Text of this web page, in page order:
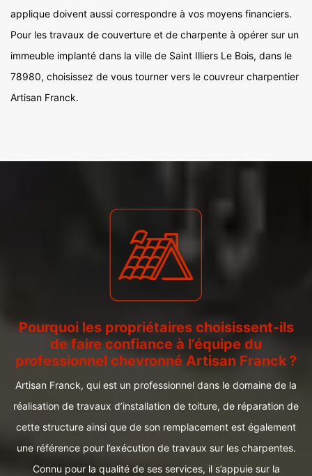
applique doivent aussi correspondre à vos moyens financiers.
Pour les travaux de couverture et de charpente à opérer sur un
immeuble implanté dans la ville de Saint Illiers Le Bois, dans le
78980, choisissez de vous tourner vers le couvreur charpentier
Artisan Franck.
Pourquoi les propriétaires choisissent-ils
de faire confiance à l’équipe du
professionnel chevronné Artisan Franck ?
Artisan Franck, qui est un professionnel dans le domaine de la
réalisation de travaux d’installation de toiture, de réparation de
cette structure ainsi que de son remplacement est également
une référence pour l’exécution de travaux sur les charpentes.
Connu pour la qualité de ses services, il s’appuie sur la